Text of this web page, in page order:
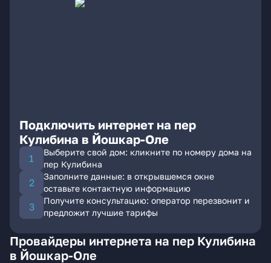
Подключить интернет на пер
Кулибина в Йошкар-Оле
Выберите свой дом: кликните по номеру дома на
пер Кулибина
Заполните данные: в открывшемся окне
оставьте контактную информацию
Получите консультацию: оператор перезвонит и
предложит лучшие тарифы
Провайдеры интернета на пер Кулибина
в Йошкар-Оле